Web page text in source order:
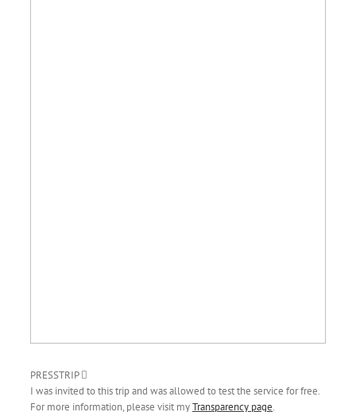
PRESSTRIP
I was invited to this trip and was allowed to test the service for free.
For more information, please visit myTransparency page.